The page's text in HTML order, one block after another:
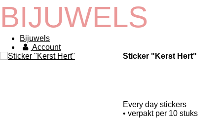
BIJUWELS
Bijuwels
Account
Sticker "Kerst Hert"
Every day stickers
• verpakt per 10 stuks